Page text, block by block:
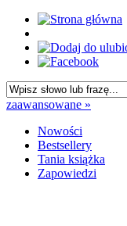
zaawansowane »
Nowości
Bestsellery
Tania książka
Zapowiedzi